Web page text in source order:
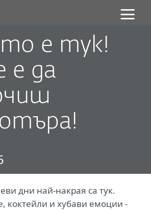
е тук!
е да
дни най-накрая са тук.
коктейли и хубави емоции -